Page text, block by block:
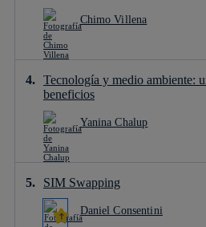
Chimo Villena
Tecnología y medio ambiente:
beneficios
Yanina Chalup
SIM Swapping
Daniel Consentini